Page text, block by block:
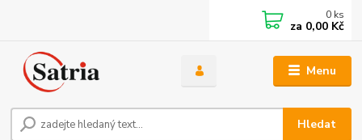
Menu
Hledat
0 ks
za 0,00 Kč